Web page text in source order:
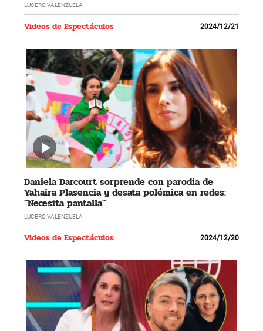
LUCERO VALENZUELA
Videos de Espectáculos 2024/12/21
Daniela Darcourt sorprende con parodia de
Yahaira Plasencia y desata polémica en redes:
"Necesita pantalla"
LUCERO VALENZUELA
Videos de Espectáculos 2024/12/20